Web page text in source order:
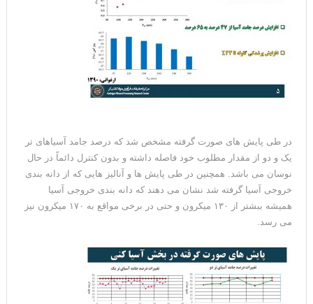
در طی پایش های صورت گرفته مشخص شد که درصد جامد آسیاهای تر
یک و دو از مقدار مطلوب خود فاصله داشته و بدون کنترل دائماً در حال
نوسان می باشد. همچنین در طی پایش ها و آنالیز هایی که از دانه بندی
خروجی آسیا گرفته شد نشان می دهند که دانه بندی خروجی آسیا
همیشه ببشتر از ۱۳۰ میکرون و حتی در برخی مواقع به ۱۷۰ میکرون نیز
می رسد.